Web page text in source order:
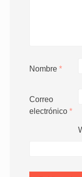
Nombre *
Correo
electrónico *